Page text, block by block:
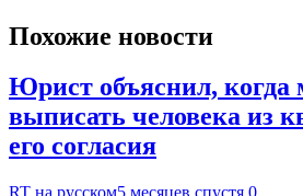
Похожие новости
Юрист объяснил, когда
выписать человека из
его согласия